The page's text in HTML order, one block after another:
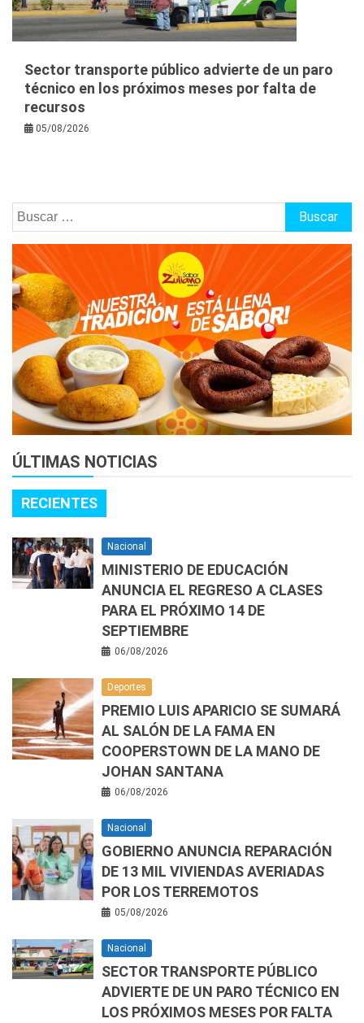
Sector transporte público advierte de un paro
técnico en los próximos meses por falta de
recursos
05/08/2026
Buscar:
ÚLTIMAS NOTICIAS
RECIENTES
Nacional
MINISTERIO DE EDUCACIÓN
ANUNCIA EL REGRESO A CLASES
PARA EL PRÓXIMO 14 DE
SEPTIEMBRE
06/08/2026
Deportes
PREMIO LUIS APARICIO SE SUMARÁ
AL SALÓN DE LA FAMA EN
COOPERSTOWN DE LA MANO DE
JOHAN SANTANA
06/08/2026
Nacional
GOBIERNO ANUNCIA REPARACIÓN
DE 13 MIL VIVIENDAS AVERIADAS
POR LOS TERREMOTOS
05/08/2026
Nacional
SECTOR TRANSPORTE PÚBLICO
ADVIERTE DE UN PARO TÉCNICO EN
LOS PRÓXIMOS MESES POR FALTA